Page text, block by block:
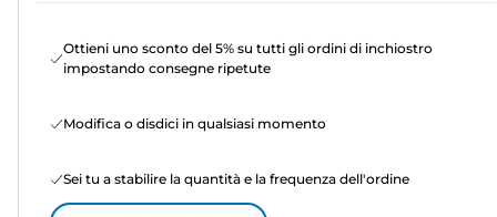
Ottieni uno sconto del 5% su tutti gli ordini di inchiostro
impostando consegne ripetute
Modifica o disdici in qualsiasi momento
Sei tu a stabilire la quantità e la frequenza dell'ordine